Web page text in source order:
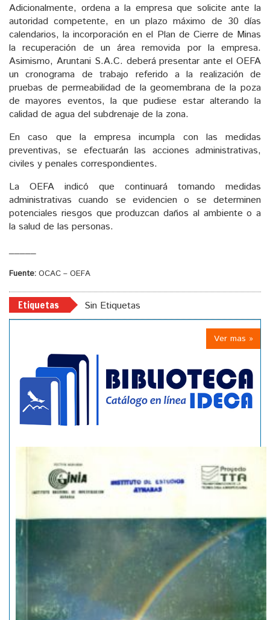
Adicionalmente, ordena a la empresa que solicite ante la
autoridad competente, en un plazo máximo de 30 días
calendarios, la incorporación en el Plan de Cierre de Minas
la recuperación de un área removida por la empresa.
Asimismo, Aruntani S.A.C. deberá presentar ante el OEFA
un cronograma de trabajo referido a la realización de
pruebas de permeabilidad de la geomembrana de la poza
de mayores eventos, la que pudiese estar alterando la
calidad de agua del subdrenaje de la zona.
En caso que la empresa incumpla con las medidas
preventivas, se efectuarán las acciones administrativas,
civiles y penales correspondientes.
La OEFA indicó que continuará tomando medidas
administrativas cuando se evidencien o se determinen
potenciales riesgos que produzcan daños al ambiente o a
la salud de las personas.
Fuente: OCAC – OEFA
Etiquetas Sin Etiquetas
Ver mas »